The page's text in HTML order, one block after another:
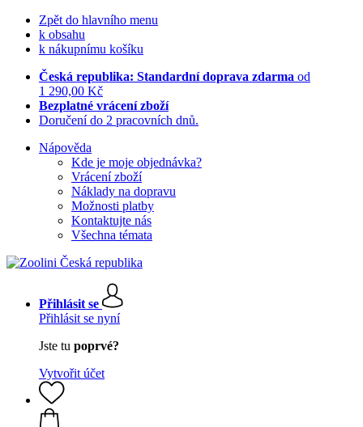
Zpět do hlavního menu
k obsahu
k nákupnímu košíku
Česká republika: Standardní doprava zdarma od
1 290,00 Kč
Bezplatné vrácení zboží
Doručení do 2 pracovních dnů.
Nápověda
Kde je moje objednávka?
Vrácení zboží
Náklady na dopravu
Možnosti platby
Kontaktujte nás
Všechna témata
Přihlásit se
Přihlásit se nyní
Jste tu poprvé?
Vytvořit účet